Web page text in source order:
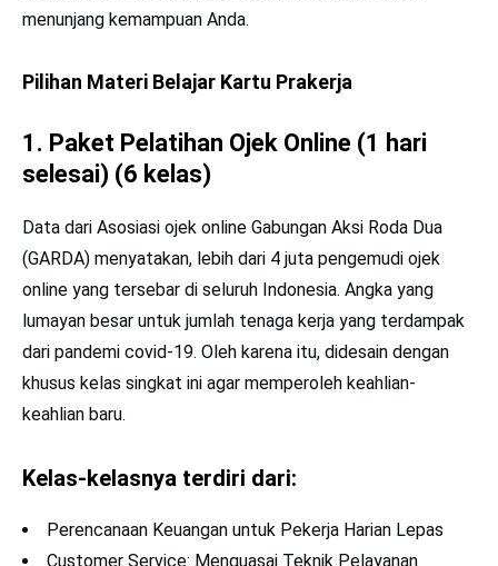
menunjang kemampuan Anda.
Pilihan Materi Belajar Kartu Prakerja
1. Paket Pelatihan Ojek Online (1 hari
selesai) (6 kelas)
Data dari Asosiasi ojek online Gabungan Aksi Roda Dua
(GARDA) menyatakan, lebih dari 4 juta pengemudi ojek
online yang tersebar di seluruh Indonesia. Angka yang
lumayan besar untuk jumlah tenaga kerja yang terdampak
dari pandemi covid-19. Oleh karena itu, didesain dengan
khusus kelas singkat ini agar memperoleh keahlian-
keahlian baru.
Kelas-kelasnya terdiri dari:
Perencanaan Keuangan untuk Pekerja Harian Lepas
Customer Service: Menguasai Teknik Pelayanan